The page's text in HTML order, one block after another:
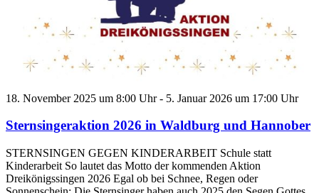
18. November 2025 um 8:00 Uhr- 5. Januar 2026 um 17:00 Uhr
Sternsingeraktion 2026 in Waldburg und Hannober
STERNSINGEN GEGEN KINDERARBEIT Schule statt
Kinderarbeit So lautet das Motto der kommenden Aktion
Dreikönigssingen 2026 Egal ob bei Schnee, Regen oder